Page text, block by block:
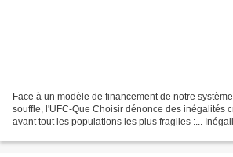
Face à un modèle de financement de notre
souffle, l'UFC-Que Choisir dénonce des inégalités
avant tout les populations les plus fragiles :...